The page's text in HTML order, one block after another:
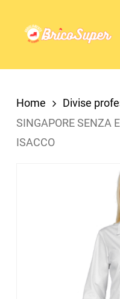
content
Home Divise
SINGAPORE SENZA
ISACCO